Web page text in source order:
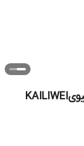
نوک هویه (سرصاف/سرکج/سرکاتری)کایلیویKAILIWEI